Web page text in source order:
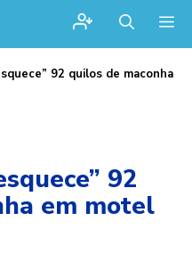
92 quilos de maconha
92
em motel